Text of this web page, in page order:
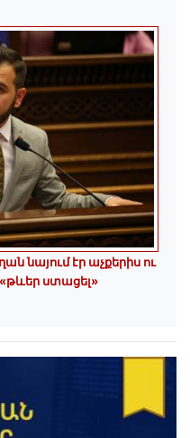
նայում էր աչքերիս ու
«թևեր ստացել»